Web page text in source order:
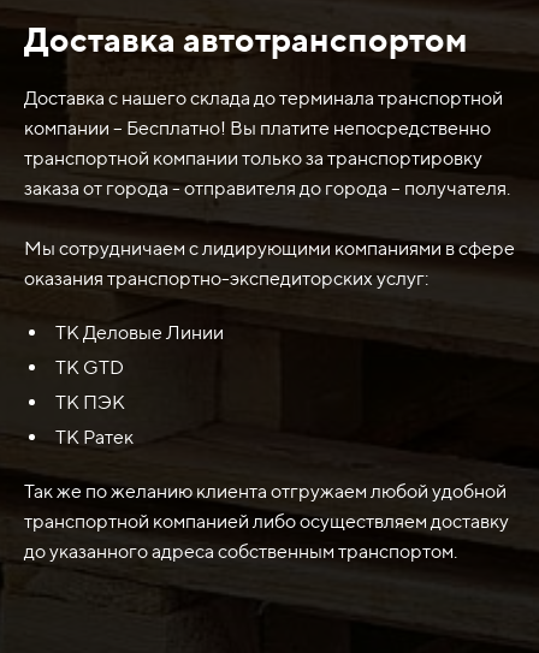
Доставка автотранспортом
Доставка с нашего склада до терминала транспортной
компании – Бесплатно! Вы платите непосредственно
транспортной компании только за транспортировку
заказа от города - отправителя до города – получателя.
Мы сотрудничаем с лидирующими компаниями в сфере
оказания транспортно-экспедиторских услуг:
ТК Деловые Линии
ТК GTD
ТК ПЭК
ТК Ратек
Так же по желанию клиента отгружаем любой удобной
транспортной компанией либо осуществляем доставку
до указанного адреса собственным транспортом.
Гайка крепления ножа М20 используется для
крепления ножа или лезвия с резьбой М20 на
соответствующем инструменте или оборудовании. Она
помогает обеспечить надежное и прочное соединение
между ножом и инструментом, что предотвращает его
откручивание или выпадение во время работы. Гайка
крепления ножа М20 может использоваться,
например, на мясорубках, электрических пилках,
лобзиках или других инструментах, где необходимо
крепление ножа с резьбой М20.